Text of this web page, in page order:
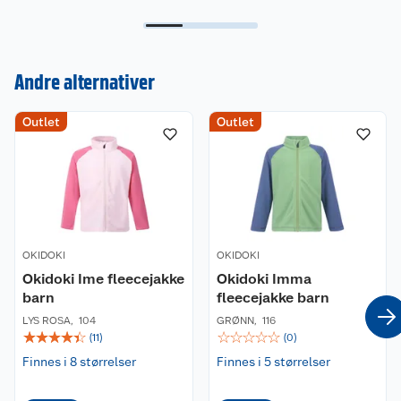
Andre alternativer
Outlet
OKIDOKI
Okidoki Ime fleecejakke
barn
LYS ROSA, 104
☆☆☆☆☆ (11)
Finnes i 8 størrelser
Outlet
OKIDOKI
Okidoki Imma
fleecejakke barn
GRØNN, 116
☆☆☆☆☆ (0)
Finnes i 5 størrelser
Om oss
Nyheter
Våre butikker
Våre merkevarer
Coop kjeder
Kundeservice
Kontakt oss
Angre- og returrett
Reklamasjon og garanti
Ofte stilte spørsmål
Betalingsalternativer